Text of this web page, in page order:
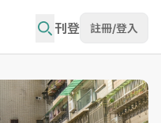
刊登 註冊/登入